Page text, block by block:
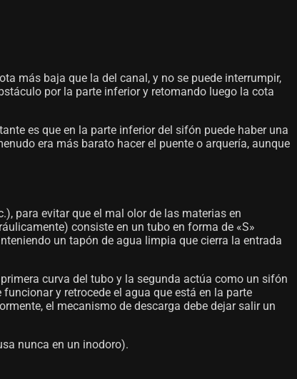
más baja que la del canal, y no se puede interrumpir,
por la parte inferior y retomando luego la cota
es que en la parte inferior del sifón puede haber una
era más barato hacer el puente o arquería, aunque
para evitar que el mal olor de las materias en
consiste en un tubo en forma de «S»
un tapón de agua limpia que cierra la entrada
curva del tubo y la segunda actúa como un sifón
y retrocede el agua que está en la parte
el mecanismo de descarga debe dejar salir un
nunca en un inodoro).